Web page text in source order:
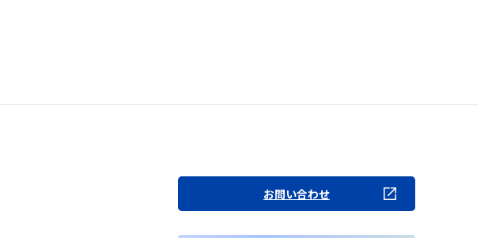
お問い合わせ